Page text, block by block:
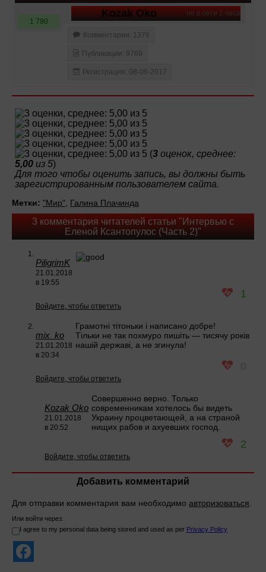
не в сети 2 часа
Kozak Oko
1 790
Комментарии: 1376
Публикации: 9769
Регистрация: 08-06-2017
(3 оценок, среднее:
5,00 из 5)
Для того чтобы оценить запись, вы должны быть
зарегистрированным пользователем сайта.
Метки: "Мир", Галина Плачинда
3 комментария читателей статьи "Интервью с
Еленой Ксантопулос (Часть 2)"
PiligrimK
21.01.2018
в 19:55
1
Войдите, чтобы ответить
mix_ko
21.01.2018
в 20:34
Грамотні тітоньки і написано добре!
Тільки не так похмуро пишіть — тисячу років
нашій державі, а не згинула!
Войдите, чтобы ответить
Kozak Oko
21.01.2018
в 20:52
Совершенно верно. Только
современникам хотелось бы видеть
Украину процветающей, а на страной
нищих рабов и ахуевших господ.
2
Войдите, чтобы ответить
Добавить комментарий
Для отправки комментария вам необходимо авторизоваться.
Или войти через:
I agree to my personal data being stored and used as per Privacy Policy